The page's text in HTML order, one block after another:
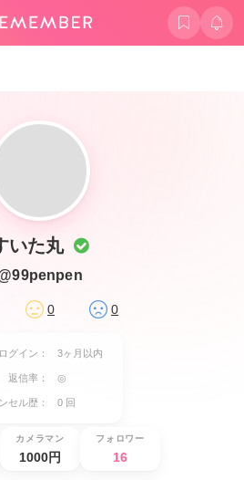
いた丸
0 0
グイン： 3ヶ月以内
返信率： ◎
セル歴： 0 回
カメラマン
1000円
フォロワー
16